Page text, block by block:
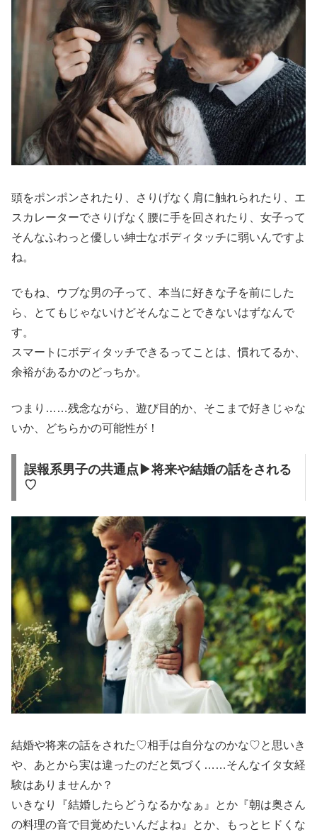
頭をポンポンされたり、さりげなく肩に触れられたり、エ
スカレーターでさりげなく腰に手を回されたり、女子って
そんなふわっと優しい紳士なボディタッチに弱いんですよ
ね。
でもね、ウブな男の子って、本当に好きな子を前にした
ら、とてもじゃないけどそんなことできないはずなんで
す。
スマートにボディタッチできるってことは、慣れてるか、
余裕があるかのどっちか。
つまり……残念ながら、遊び目的か、そこまで好きじゃな
いか、どちらかの可能性が！
誤報系男子の共通点▶将来や結婚の話をされる
♡
結婚や将来の話をされた♡相手は自分なのかな♡と思いき
や、あとから実は違ったのだと気づく……そんなイタ女経
験はありませんか？
いきなり『結婚したらどうなるかなぁ』とか『朝は奥さん
の料理の音で目覚めたいんだよね』とか、もっとヒドくな